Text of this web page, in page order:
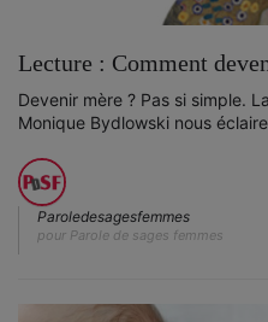
Lecture : Comment
Devenir mère ? Pas si simple.
Monique Bydlowski nous
Paroledesagesfemmes
pour Parole de sages femmes